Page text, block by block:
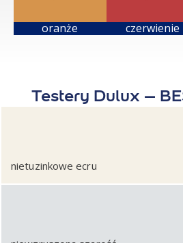
oranże czerwienie
Testery Dulux –
nietuzinkowe ecru